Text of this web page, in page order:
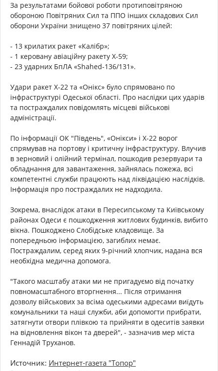
За результатами бойової роботи протиповітряною
обороною Повітряних Сил та ППО інших складових Сил
оборони України знищено 37 повітряних цілей:
- 13 крилатих ракет «Калібр»;
- 1 керовану авіаційну ракету Х-59;
- 23 ударних БпЛА «Shahed-136/131».
Удари ракет Х-22 та «Онікс» було спрямовано по
інфраструктурі Одеської області. Про наслідки цих ударів
та постраждалих повідомлять місцеві військові
адміністрації.
По інформації ОК "Південь", «Онікси» і Х-22 ворог
спрямував на портову і критичну інфраструктуру. Влучив
в зерновий і олійний термінал, пошкодив резервуари та
обладнання для завантаження, зайнялась пожежа, всі
компетентні служби працюють над ліквідацією наслідків.
Інформація про постраждалих не надходила.
Зокрема, внаслідок атаки в Пересипському та Київському
районах Одеси є пошкодження житлових будинків, вибито
вікна. Пошкоджено Слобідське кладовище. За
попередньою інформацією, загиблих немає.
Постраждалим, серед яких 9-річний хлопчик, надана вся
необхідна медична допомога.
"Такого масштабу атаки ми не пригадуємо від початку
повномасштабного вторгнення... Після отримання
дозволу військових за всіма одеськими адресами виїдуть
комунальники та наші служби, аби допомогти прибрати,
затягнути отвори плівкою та прийняти в одеситів заявки
на відновлення вікон та дверей", - зазначив мер міста
Геннадій Труханов.
Источник: Интернет-газета "Топор"